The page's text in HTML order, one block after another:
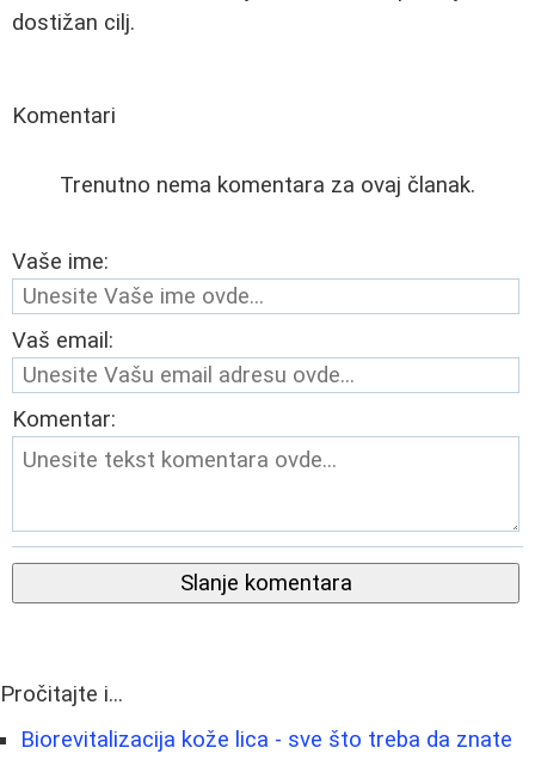
dostižan cilj.
Komentari
Trenutno nema komentara za ovaj članak.
Vaše ime:
Vaš email:
Komentar:
Slanje komentara
Pročitajte i...
Biorevitalizacija kože lica - sve što treba da znate